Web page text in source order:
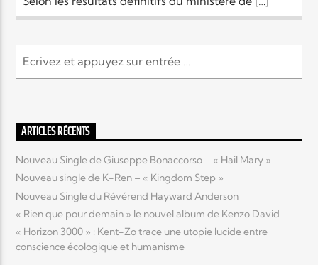
ARTICLES RÉCENTS
Nouveau Single de Giuseppe Bonaccorso – « Hail Mary »
Nouveau single de K-Ren – « Kingdom Step »
Nouveau Single du Révérend Hayward Anderson
« Rien que pour demain » le nouvel album de Kenzo David
« Horizon 3000 » : Kent-Zo trace une utopie lucide entre
conscience écologique et humanisme